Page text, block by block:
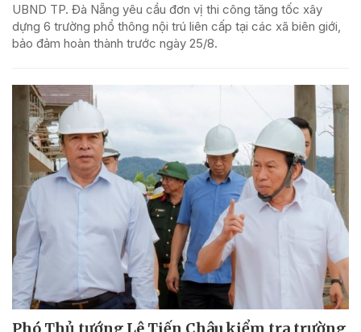
UBND TP. Đà Nẵng yêu cầu đơn vị thi công tăng tốc xây
dựng 6 trường phổ thông nội trú liên cấp tại các xã biên giới,
bảo đảm hoàn thành trước ngày 25/8.